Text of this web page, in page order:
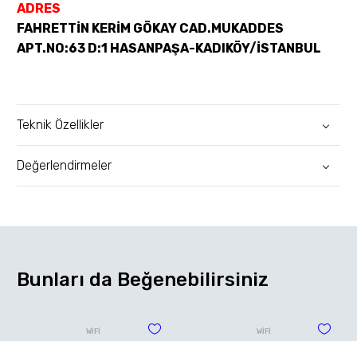
ADRES
FAHRETTİN KERİM GÖKAY CAD.MUKADDES
APT.NO:63 D:1 HASANPAŞA-KADIKÖY/İSTANBUL
Teknik Özellikler
Değerlendirmeler
Bunları da Beğenebilirsiniz
WİFİ WİFİ